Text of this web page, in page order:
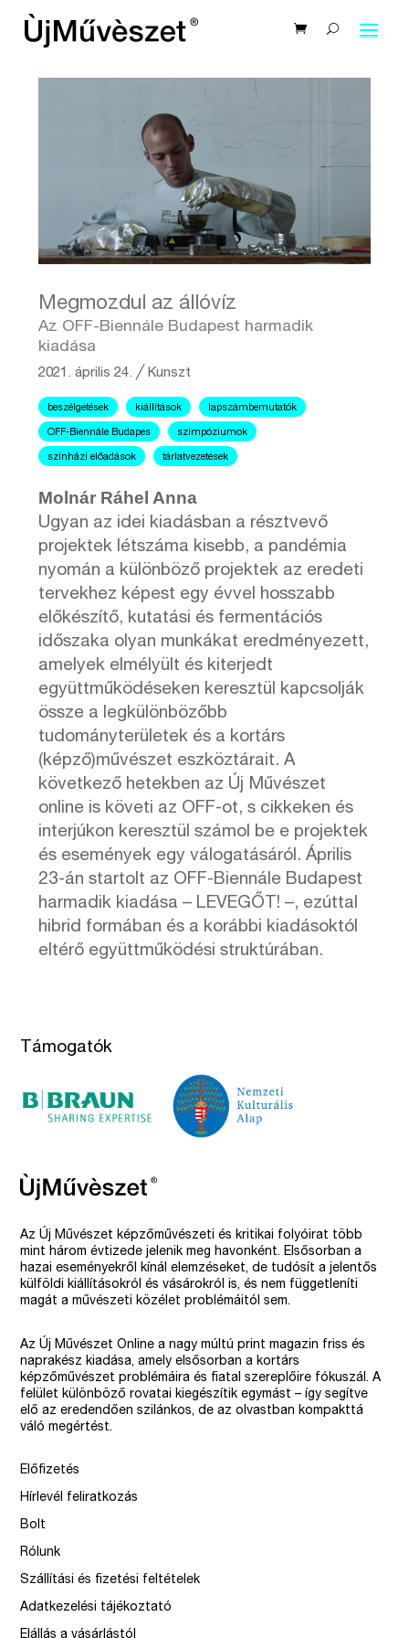
Megmozdul az állóvíz
Az OFF-Biennále Budapest harmadik
kiadása
2021. április 24. ╱Kunszt
beszélgetések kiállítások lapszámbemutatók
OFF-Biennále Budapes szimpóziumok
színházi előadások tárlatvezetések
Molnár Ráhel Anna
Ugyan az idei kiadásban a résztvevő
projektek létszáma kisebb, a pandémia
nyomán a különböző projektek az eredeti
tervekhez képest egy évvel hosszabb
előkészítő, kutatási és fermentációs
időszaka olyan munkákat eredményezett,
amelyek elmélyült és kiterjedt
együttműködéseken keresztül kapcsolják
össze a legkülönbözőbb
tudományterületek és a kortárs
(képző)művészet eszköztárait. A
következő hetekben az Új Művészet
online is követi az OFF-ot, s cikkeken és
interjúkon keresztül számol be e projektek
és események egy válogatásáról. Április
23-án startolt az OFF-Biennále Budapest
harmadik kiadása – LEVEGŐT! –, ezúttal
hibrid formában és a korábbi kiadásoktól
eltérő együttműködési struktúrában.
Támogatók
Az Új Művészet képzőművészeti és kritikai folyóirat több
mint három évtizede jelenik meg havonként. Elsősorban a
hazai eseményekről kínál elemzéseket, de tudósít a jelentős
külföldi kiállításokról és vásárokról is, és nem függetleníti
magát a művészeti közélet problémáitól sem.
Az Új Művészet Online a nagy múltú print magazin friss és
naprakész kiadása, amely elsősorban a kortárs
képzőművészet problémáira és fiatal szereplőire fókuszál. A
felület különböző rovatai kiegészítik egymást – így segítve
elő az eredendően szilánkos, de az olvastban kompakttá
váló megértést.
Előfizetés
Hírlevél feliratkozás
Bolt
Rólunk
Szállítási és fizetési feltételek
Adatkezelési tájékoztató